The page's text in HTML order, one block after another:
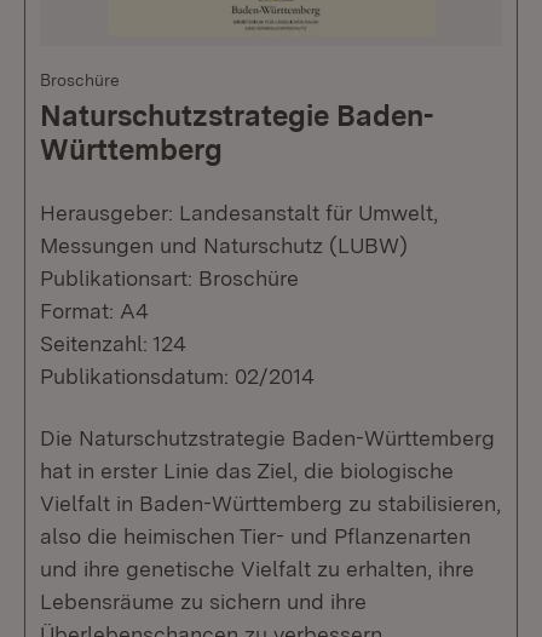
Broschüre
Naturschutzstrategie Baden-
Württemberg
Herausgeber: Landesanstalt für Umwelt,
Messungen und Naturschutz (LUBW)
Publikationsart: Broschüre
Format: A4
Seitenzahl: 124
Publikationsdatum: 02/2014
Die Naturschutzstrategie Baden-Württemberg
hat in erster Linie das Ziel, die biologische
Vielfalt in Baden-Württemberg zu stabilisieren,
also die heimischen Tier- und Pflanzenarten
und ihre genetische Vielfalt zu erhalten, ihre
Lebensräume zu sichern und ihre